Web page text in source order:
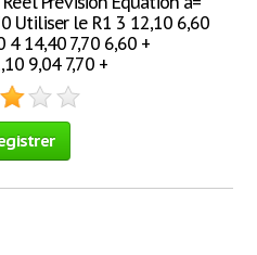
Utiliser le R1 3 12,10 6,60
4 14,40 7,70 6,60 +
9,04 7,70 +